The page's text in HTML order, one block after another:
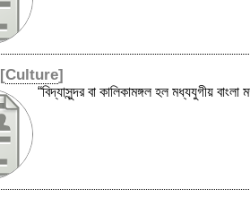
[Culture]
“বিদ্যাসুন্দর বা কালিকামঙ্গল হল মধ্যযুগীয়